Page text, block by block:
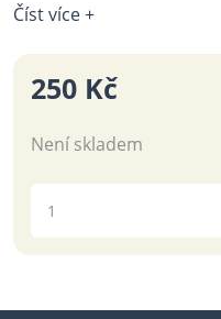
Číst více +
250 Kč
Není skladem